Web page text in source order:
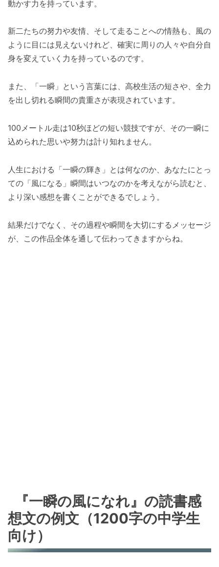
動かす力を持っています。
新二たちの努力や友情、そして走ることへの情熱も、風の
ように目には見えないけれど、確実に周りの人々や自分自
身を変えていく力を持っているのです。
また、「一瞬」という言葉には、高校生活の短さや、全力
を出し切れる瞬間の貴重さが表現されています。
100メートル走は10秒ほどの短い競技ですが、その一瞬に
込められた思いや努力は計り知れません。
人生における「一瞬の輝き」とは何なのか、あなたにとっ
ての「風になる」瞬間はいつなのかを考えながら読むと、
より深い感想を書くことができるでしょう。
結果だけでなく、その過程や瞬間を大切にするメッセージ
が、この作品全体を通して伝わってきますからね。
『一瞬の風になれ』の読書感
想文の例文（1200字の中学生
向け）